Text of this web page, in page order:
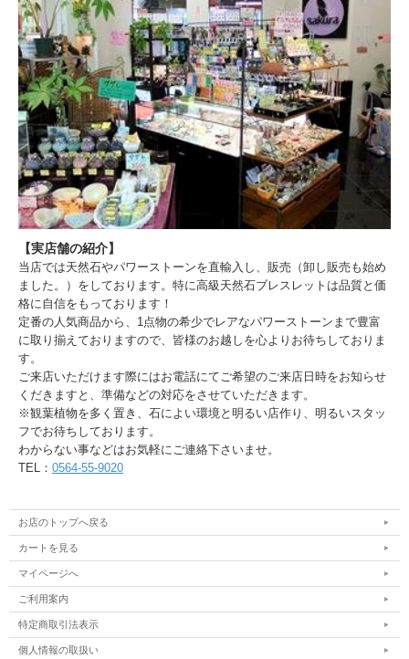
【実店舗の紹介】
当店では天然石やパワーストーンを直輸入し、販売（卸し販売も始め
ました。）をしております。特に高級天然石ブレスレットは品質と価
格に自信をもっております！
定番の人気商品から、1点物の希少でレアなパワーストーンまで豊富
に取り揃えておりますので、皆様のお越しを心よりお待ちしておりま
す。
ご来店いただけます際にはお電話にてご希望のご来店日時をお知らせ
くだきますと、準備などの対応をさせていただきます。
※観葉植物を多く置き、石によい環境と明るい店作り、明るいスタッ
フでお待ちしております。
わからない事などはお気軽にご連絡下さいませ。
TEL： 0564-55-9020
お店のトップへ戻る
カートを見る
マイページへ
ご利用案内
特定商取引法表示
個人情報の取扱い